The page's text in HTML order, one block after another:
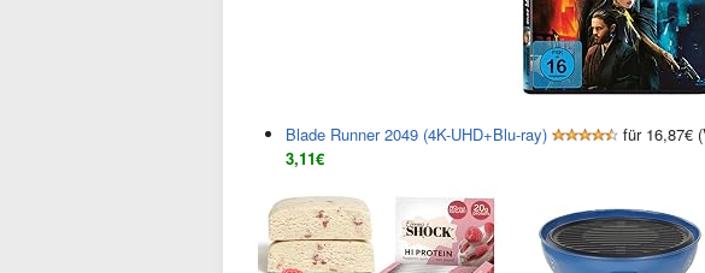
Blade Runner 2049 (4K-UHD+Blu-ray) für 16,87€
3,11€